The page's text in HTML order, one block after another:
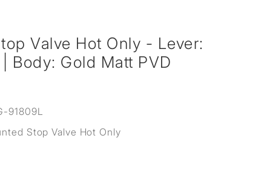
Valve Hot Only - Lever:
Body: Gold Matt PVD
91809L
Stop Valve Hot Only